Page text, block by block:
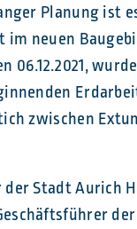
Planung ist
im neuen
06.12.2021,
zwischen
Stadt Aurich